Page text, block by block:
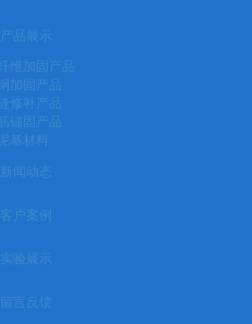
产品展示
维加固产品
加固产品
修补产品
锚固产品
基材料
新闻动态
客户案例
实验展示
留言反馈